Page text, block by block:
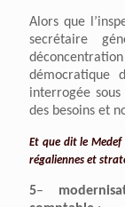
Alors que
secrétaire
démocratique
interrogée
des besoins et
Et que dit le
régaliennes et
5–